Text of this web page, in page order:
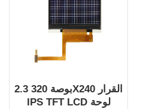
2.3 بوصة 320X240 القرار
IPS TFT LCD لوحة